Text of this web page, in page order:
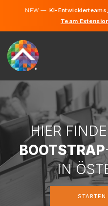
NEW —KI-
Team
ÜBER UNS
EXPERTISE
WIE FUNKTIONIERT ES?
KARRIERE
FINDEN
ÖSTERREICH
HIER
BOOTSTRAP
IN